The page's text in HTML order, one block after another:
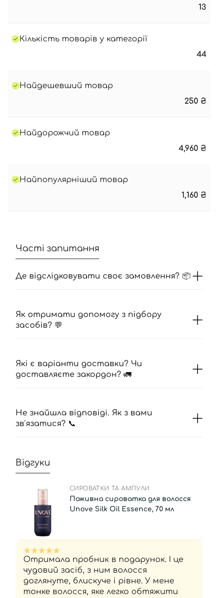
13
Кількість товарів у категорії
44
Найдешевший товар
250 ₴
Найдорожчий товар
4,960 ₴
Найпопулярніший товар
1,160 ₴
Часті запитання
Де відслідковувати своє замовлення? 📦
Як отримати допомогу з підбору
засобів? 💬
Які є варіанти доставки? Чи
доставляєте закордон? 🚛
Не знайшла відповіді. Як з вами
зв'язатися? 📞
Відгуки
СИРОВАТКИ ТА АМПУЛИ
Поживна сироватка для волосся
Unove Silk Oil Essence, 70 мл
Отримала пробник в подарунок. І це
чудовий засіб, з ним волосся
доглянуте, блискуче і рівне. У мене
тонке волосся, яке легко обтяжити